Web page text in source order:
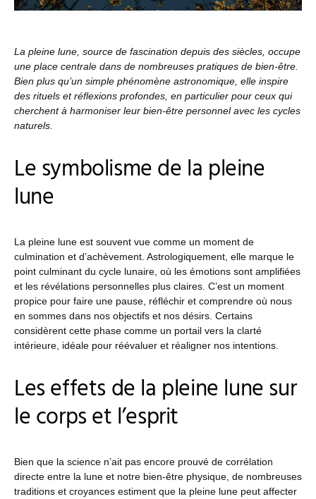
La pleine lune, source de fascination depuis des siècles, occupe
une place centrale dans de nombreuses pratiques de bien-être.
Bien plus qu’un simple phénomène astronomique, elle inspire
des rituels et réflexions profondes, en particulier pour ceux qui
cherchent à harmoniser leur bien-être personnel avec les cycles
naturels.
Le symbolisme de la pleine
lune
La pleine lune est souvent vue comme un moment de
culmination et d’achèvement. Astrologiquement, elle marque le
point culminant du cycle lunaire, où les émotions sont amplifiées
et les révélations personnelles plus claires. C’est un moment
propice pour faire une pause, réfléchir et comprendre où nous
en sommes dans nos objectifs et nos désirs. Certains
considèrent cette phase comme un portail vers la clarté
intérieure, idéale pour réévaluer et réaligner nos intentions.
Les effets de la pleine lune sur
le corps et l’esprit
Bien que la science n’ait pas encore prouvé de corrélation
directe entre la lune et notre bien-être physique, de nombreuses
traditions et croyances estiment que la pleine lune peut affecter